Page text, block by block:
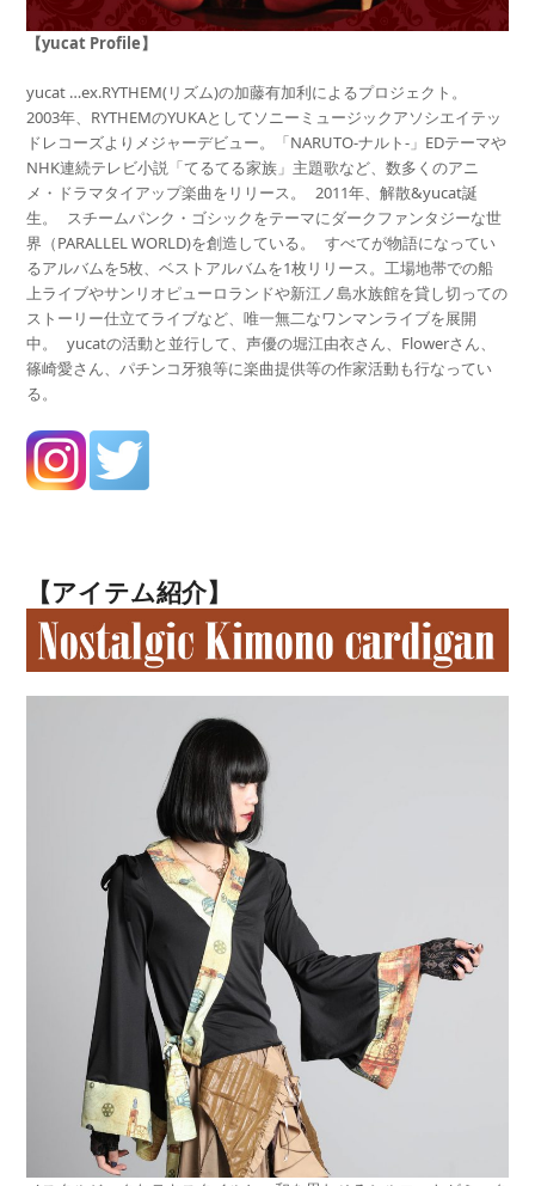
【yucat Profile】
yucat …ex.RYTHEM(リズム)の加藤有加利によるプロジェクト。
2003年、RYTHEMのYUKAとしてソニーミュージックアソシエイテッ
ドレコーズよりメジャーデビュー。「NARUTO-ナルト-」EDテーマや
NHK連続テレビ小説「てるてる家族」主題歌など、数多くのアニ
メ・ドラマタイアップ楽曲をリリース。 2011年、解散&yucat誕
生。 スチームパンク・ゴシックをテーマにダークファンタジーな世
界（PARALLEL WORLD)を創造している。 すべてが物語になってい
るアルバムを5枚、ベストアルバムを1枚リリース。工場地帯での船
上ライブやサンリオピューロランドや新江ノ島水族館を貸し切っての
ストーリー仕立てライブなど、唯一無二なワンマンライブを展開
中。 yucatの活動と並行して、声優の堀江由衣さん、Flowerさん、
篠崎愛さん、パチンコ牙狼等に楽曲提供等の作家活動も行なってい
る。
【アイテム紹介】